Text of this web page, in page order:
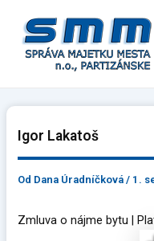
obsah
Igor Lakatoš
Od Dana Úradníčková/ 1.
Zmluva o nájme bytu |